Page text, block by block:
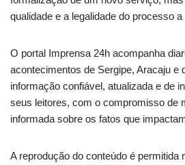
qualidade e a legalidade do processo a
O portal Imprensa 24h acompanha
acontecimentos de Sergipe, Aracaju e
informação confiável, atualizada e de
seus leitores, com o compromisso de
informada sobre os fatos que
A reprodução do conteúdo é permitida